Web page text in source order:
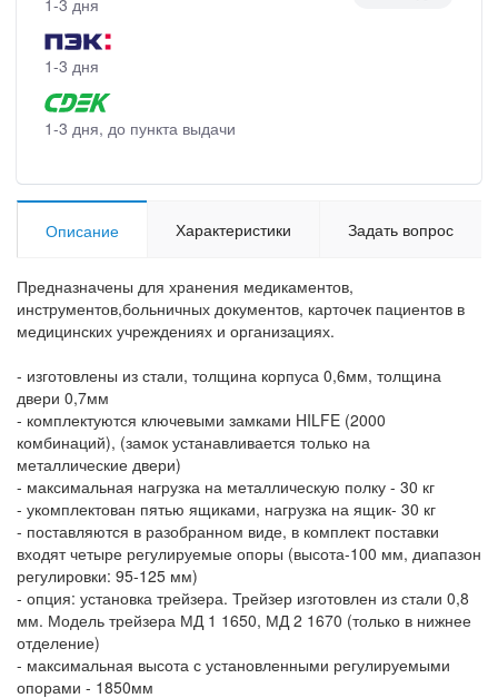
1-3 дня
1-3 дня, до пункта выдачи
Описание Характеристики Задать вопрос
Предназначены для хранения медикаментов,
инструментов,больничных документов, карточек пациентов в
медицинских учреждениях и организациях.
- изготовлены из стали, толщина корпуса 0,6мм, толщина
двери 0,7мм
- комплектуются ключевыми замками HILFE (2000
комбинаций), (замок устанавливается только на
металлические двери)
- максимальная нагрузка на металлическую полку - 30 кг
- укомплектован пятью ящиками, нагрузка на ящик- 30 кг
- поставляются в разобранном виде, в комплект поставки
входят четыре регулируемые опоры (высота-100 мм, диапазон
регулировки: 95-125 мм)
- опция: установка трейзера. Трейзер изготовлен из стали 0,8
мм. Модель трейзера МД 1 1650, МД 2 1670 (только в нижнее
отделение)
- максимальная высота с установленными регулируемыми
опорами - 1850мм